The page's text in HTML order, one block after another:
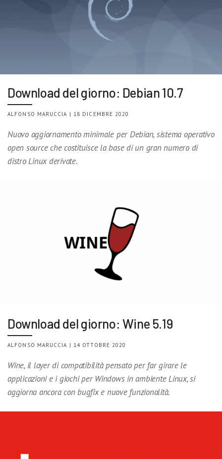
Download del giorno: Debian 10.7
ALFONSO MARUCCIA | 18 DICEMBRE 2020
Nuovo aggiornamento minimale per Debian, sistema operativo
open source che costituisce la base di un gran numero di
distro Linux derivate.
Download del giorno: Wine 5.19
ALFONSO MARUCCIA | 14 OTTOBRE 2020
Wine, il layer di compatibilità pensato per far girare le
applicazioni e i giochi per Windows in ambiente Linux, si
aggiorna ancora con bugfix e nuove funzionalità.